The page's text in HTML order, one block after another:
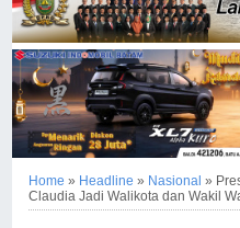
Home » Headline » Nasional »
Claudia Jadi Walikota dan Wakil